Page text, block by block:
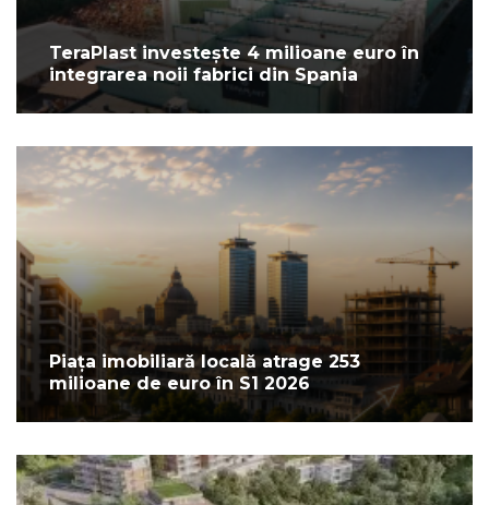
TeraPlast investește 4 milioane euro în
integrarea noii fabrici din Spania
Piața imobiliară locală atrage 253
milioane de euro în S1 2026